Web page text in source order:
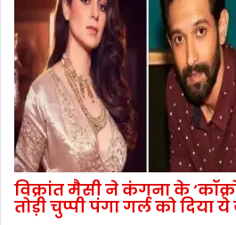
विक्रांत मैसी ने कंगना के
तोड़ी चुप्पी पंगा गर्ल को दिया